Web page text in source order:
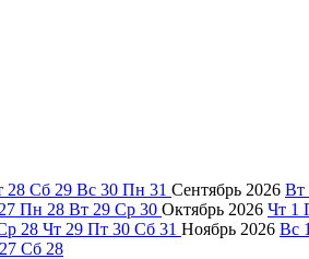
28 Сб 29 Вс 30 Пн 31 Сентябрь 2026 Вт
27 Пн 28 Вт 29 Ср 30 Октябрь 2026 Чт 1
28 Чт 29 Пт 30 Сб 31 Ноябрь 2026 Вс 1
27 Сб 28